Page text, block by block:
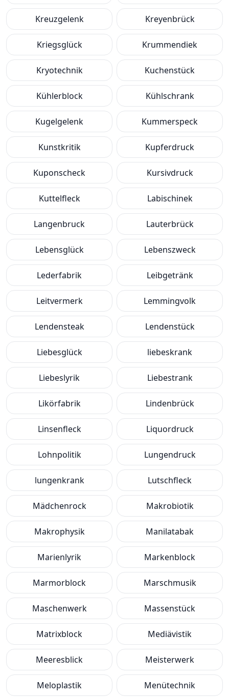
Kreuzgelenk Kreyenbrück
Kriegsglück Krummendiek
Kryotechnik Kuchenstück
Kühlerblock Kühlschrank
Kugelgelenk Kummerspeck
Kunstkritik Kupferdruck
Kuponscheck Kursivdruck
Kuttelfleck Labischinek
Langenbruck Lauterbrück
Lebensglück Lebenszweck
Lederfabrik Leibgetränk
Leitvermerk Lemmingvolk
Lendensteak Lendenstück
Liebesglück liebeskrank
Liebeslyrik Liebestrank
Likörfabrik Lindenbrück
Linsenfleck Liquordruck
Lohnpolitik Lungendruck
lungenkrank Lutschfleck
Mädchenrock Makrobiotik
Makrophysik Manilatabak
Marienlyrik Markenblock
Marmorblock Marschmusik
Maschenwerk Massenstück
Matrixblock Mediävistik
Meeresblick Meisterwerk
Meloplastik Menütechnik